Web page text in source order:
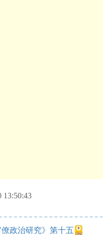
13:50:43
僚政治研究》第十五